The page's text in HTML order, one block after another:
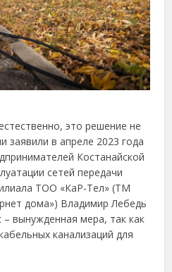
это решение не
заявили в апреле 2023 года
Костанайской
сетей передачи
ТОО «КаР-Тел» (ТМ
дома») Владимир Лебедь
– вынужденная мера, так как
канализаций для